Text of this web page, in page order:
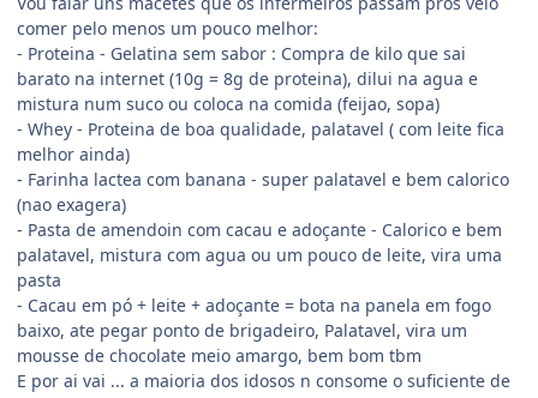
comer pelo menos um pouco melhor:
- Proteina - Gelatina sem sabor : Compra de kilo que sai
barato na internet (10g = 8g de proteina), dilui na agua e
mistura num suco ou coloca na comida (feijao, sopa)
- Whey - Proteina de boa qualidade, palatavel ( com leite fica
melhor ainda)
- Farinha lactea com banana - super palatavel e bem calorico
(nao exagera)
- Pasta de amendoin com cacau e adoçante - Calorico e bem
palatavel, mistura com agua ou um pouco de leite, vira uma
pasta
- Cacau em pó + leite + adoçante = bota na panela em fogo
baixo, ate pegar ponto de brigadeiro, Palatavel, vira um
mousse de chocolate meio amargo, bem bom tbm
E por ai vai ... a maioria dos idosos n consome o suficiente de